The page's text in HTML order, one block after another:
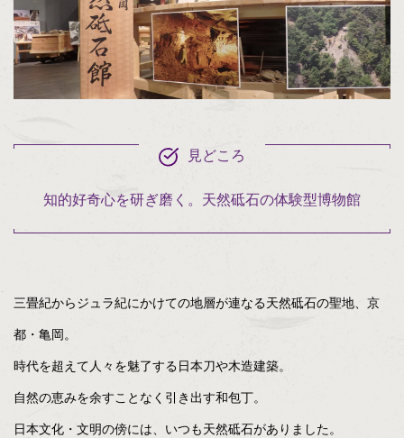
見どころ
知的好奇心を研ぎ磨く。天然砥石の体験型博物館
三畳紀からジュラ紀にかけての地層が連なる天然砥石の聖地、京
都・亀岡。
時代を超えて人々を魅了する日本刀や木造建築。
自然の恵みを余すことなく引き出す和包丁。
日本文化・文明の傍には、いつも天然砥石がありました。